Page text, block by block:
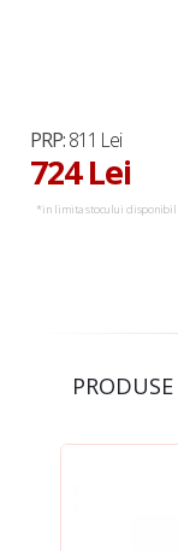
PRP:811 Lei
724 Lei
*in limita stocului disponibil
PRODUSE